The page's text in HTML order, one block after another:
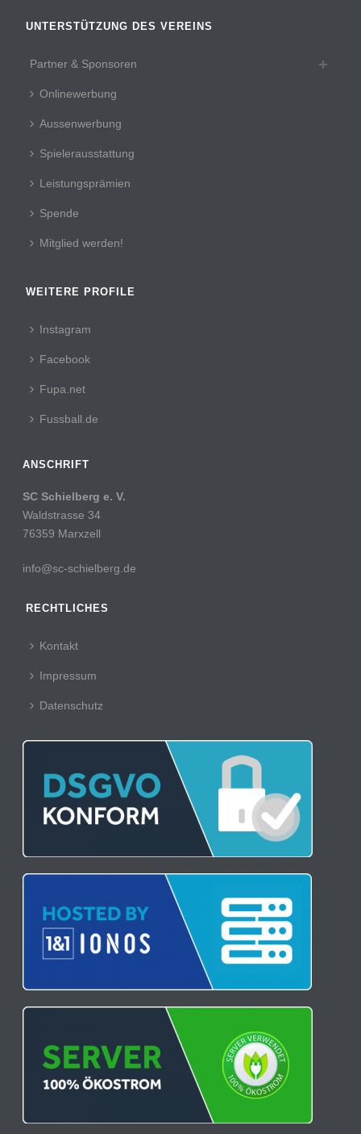
UNTERSTÜTZUNG DES VEREINS
Partner & Sponsoren
Onlinewerbung
Aussenwerbung
Spielerausstattung
Leistungsprämien
Spende
Mitglied werden!
WEITERE PROFILE
Instagram
Facebook
Fupa.net
Fussball.de
ANSCHRIFT
SC Schielberg e. V.
Waldstrasse 34
76359 Marxzell
info@sc-schielberg.de
RECHTLICHES
Kontakt
Impressum
Datenschutz